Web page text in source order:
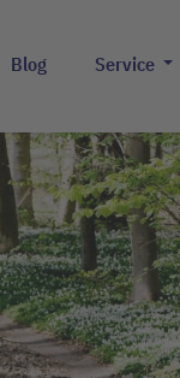
Blog Service